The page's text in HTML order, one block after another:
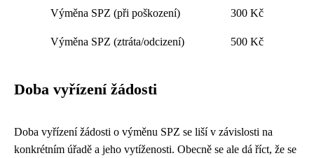
Výměna SPZ (při poškození) 300 Kč
Výměna SPZ (ztráta/odcizení) 500 Kč
Doba vyřízení žádosti
Doba vyřízení žádosti o výměnu SPZ se liší v závislosti na
konkrétním úřadě a jeho vytíženosti. Obecně se ale dá říct, že se